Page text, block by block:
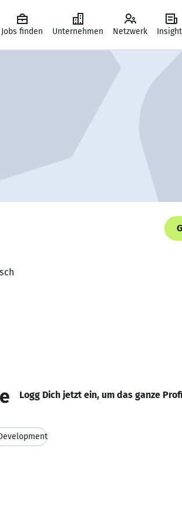
Jobs finden Unternehmen Netzwerk
Logg Dich jetzt ein, um das ganze